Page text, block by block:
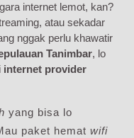
internet lemot, kan?
atau sekadar
nggak perlu khawatir
Tanimbar, lo
internet provider
yang bisa lo
paket hemat wifi